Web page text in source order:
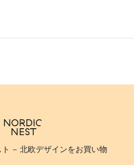
ト - 北欧デザインをお買い物